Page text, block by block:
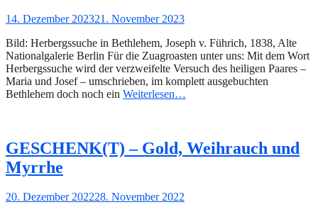
Gepostet
14. Dezember 202321. November 2023
Bild: Herbergssuche in Bethlehem, Joseph v. Führich, 1838, Alte
Nationalgalerie Berlin Für die Zuagroasten unter uns: Mit dem Wort
Herbergssuche wird der verzweifelte Versuch des heiligen Paares –
Maria und Josef – umschrieben, im komplett ausgebuchten
Bethlehem doch noch ein Weiterlesen…
GESCHENK(T) – Gold, Weihrauch und
Myrrhe
Gepostet
20. Dezember 202228. November 2022